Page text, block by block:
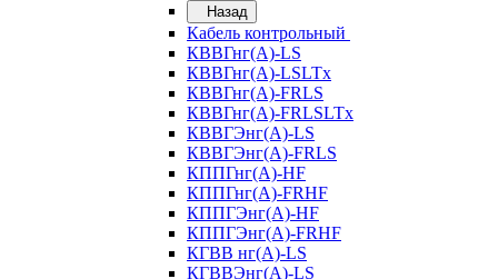
Назад
Кабель контрольный
КВВГнг(А)-LS
КВВГнг(А)-LSLTx
КВВГнг(А)-FRLS
КВВГнг(А)-FRLSLTx
КВВГЭнг(А)-LS
КВВГЭнг(А)-FRLS
КППГнг(А)-HF
КППГнг(А)-FRHF
КППГЭнг(А)-HF
КППГЭнг(А)-FRHF
КГВВ нг(А)-LS
КГВВЭнг(А)-LS